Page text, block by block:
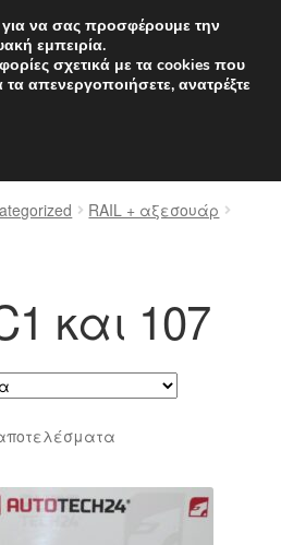
από 7 EUR
- 4 μ.μ.
RAIL + αξεσουάρ
και 107
Sorted
latest
να σας προσφέρουμε την
εμπειρία.
σχετικά με τα cookies που
απενεργοποιήσετε, ανατρέξτε